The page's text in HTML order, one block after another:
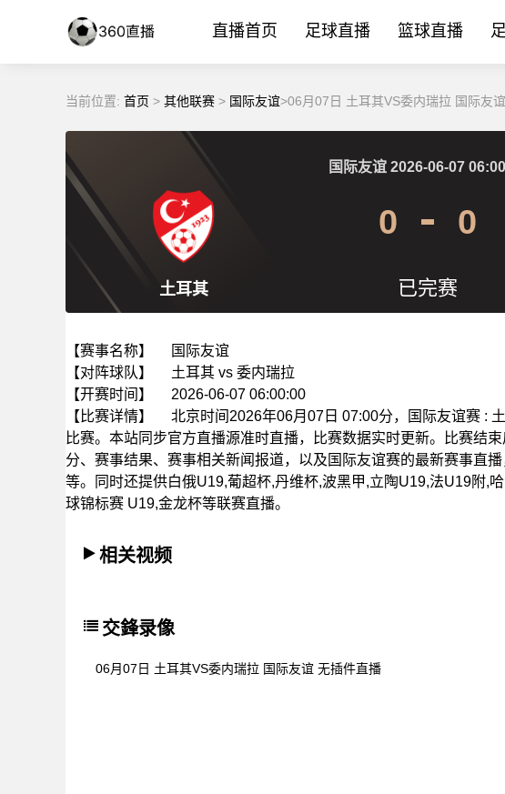
直播首页 足球直播 篮球直播
当前位置: 首页 > 其他联赛 > 国际友谊>06月07日 土耳其VS委内瑞拉 国际友
土耳其
国际友谊 2026-06-07
0 0
已完赛
【赛事名称】
国际友谊
【对阵球队】
土耳其 vs 委内瑞拉
【开赛时间】
2026-06-07 06:00:00
【比赛详情】
北京时间2026年06月07日 07:00分，国际友谊赛 :
比赛。本站同步官方直播源准时直播，比赛数据实时更新。比赛结
分、赛事结果、赛事相关新闻报道，以及国际友谊赛的最新赛事直
等。同时还提供白俄U19,葡超杯,丹维杯,波黑甲,立陶U19,法U19附,
球锦标赛 U19,金龙杯等联赛直播。
相关视频
交鋒录像
06月07日 土耳其VS委内瑞拉 国际友谊 无插件直播